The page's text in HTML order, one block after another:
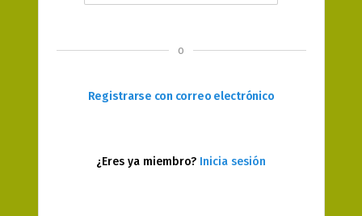
o
Registrarse con correo electrónico
¿Eres ya miembro? Inicia sesión